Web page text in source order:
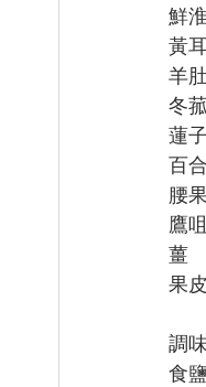
鮮
黃
羊
冬
蓮
百
腰
鷹
薑
果
調
食